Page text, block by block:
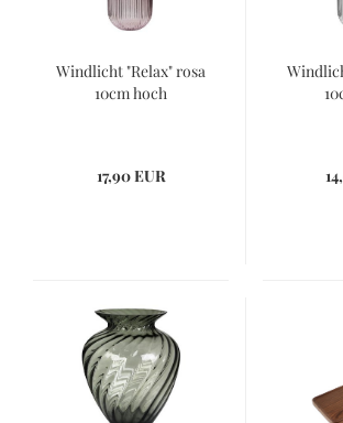
Windlicht "Relax" rosa
10cm hoch
17,90 EUR